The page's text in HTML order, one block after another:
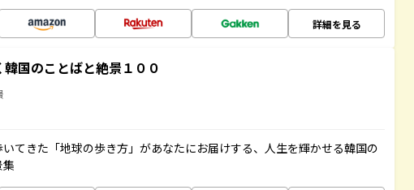
詳細を見る
国のことばと絶景１００
てきた「地球の歩き方」があなたにお届けする、人生を輝かせる韓国の